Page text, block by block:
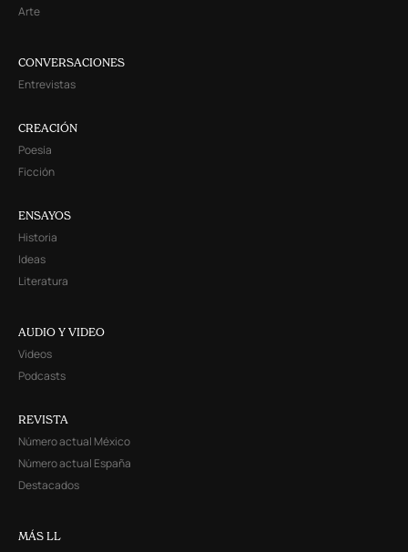
Arte
CONVERSACIONES
Entrevistas
CREACIÓN
Poesía
Ficción
ENSAYOS
Historia
Ideas
Literatura
AUDIO Y VIDEO
Videos
Podcasts
REVISTA
Número actual México
Número actual España
Destacados
MÁS LL